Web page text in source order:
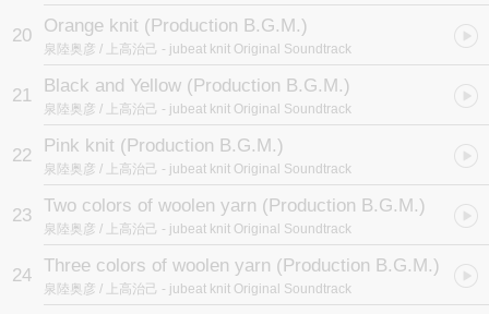
20 Orange knit (Production B.G.M.)
泉陸奥彦 / 上高治己 - jubeat knit Original Soundtrack
21 Black and Yellow (Production B.G.M.)
泉陸奥彦 / 上高治己 - jubeat knit Original Soundtrack
22 Pink knit (Production B.G.M.)
泉陸奥彦 / 上高治己 - jubeat knit Original Soundtrack
23 Two colors of woolen yarn (Production B.G.M.)
泉陸奥彦 / 上高治己 - jubeat knit Original Soundtrack
24 Three colors of woolen yarn (Production B.G.M.)
泉陸奥彦 / 上高治己 - jubeat knit Original Soundtrack